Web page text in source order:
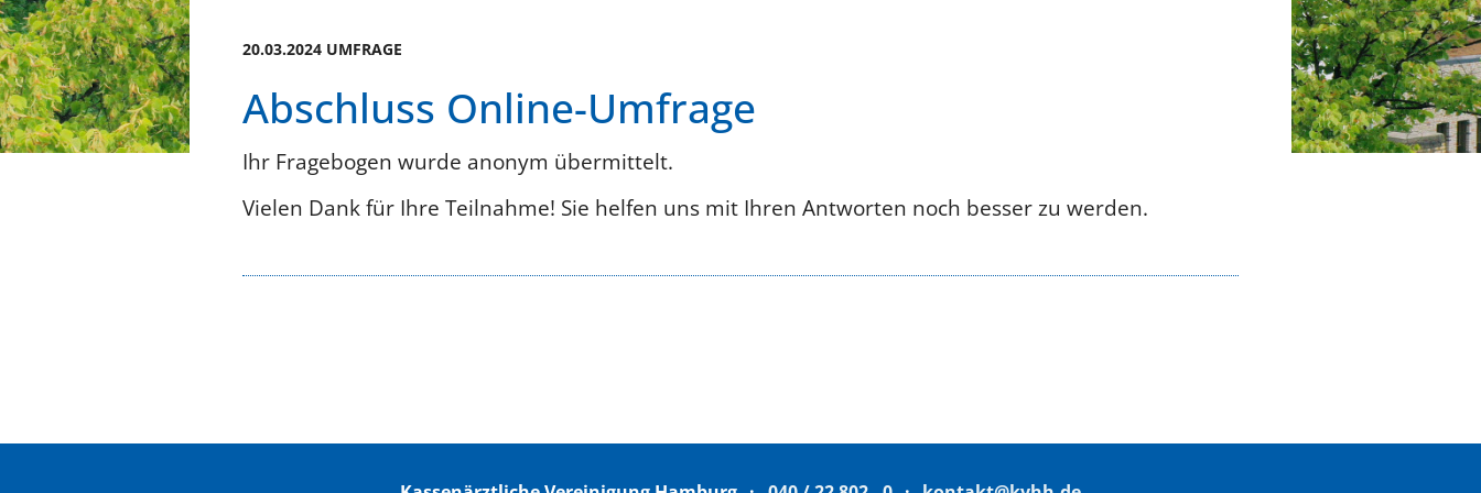
20.03.2024 UMFRAGE
Abschluss Online-Umfrage
Ihr Fragebogen wurde anonym übermittelt.
Vielen Dank für Ihre Teilnahme! Sie helfen uns mit Ihren Antworten noch besser zu werden.